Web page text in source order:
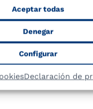
Aceptar todas
Denegar
Configurar
Declaración de
para cada
y la de tu familia